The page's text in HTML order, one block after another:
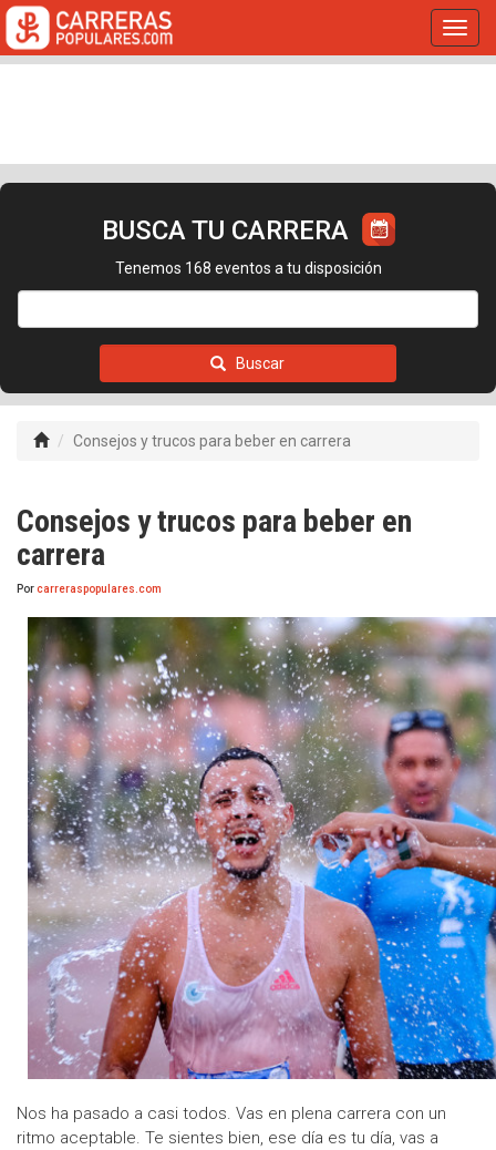
BUSCA TU CARRERA
Tenemos 168 eventos a tu disposición
Buscar
Consejos y trucos para beber en carrera
Consejos y trucos para beber en
carrera
Porcarreraspopulares.com
Nos ha pasado a casi todos. Vas en plena carrera con un
ritmo aceptable. Te sientes bien, ese día es tu día, vas a